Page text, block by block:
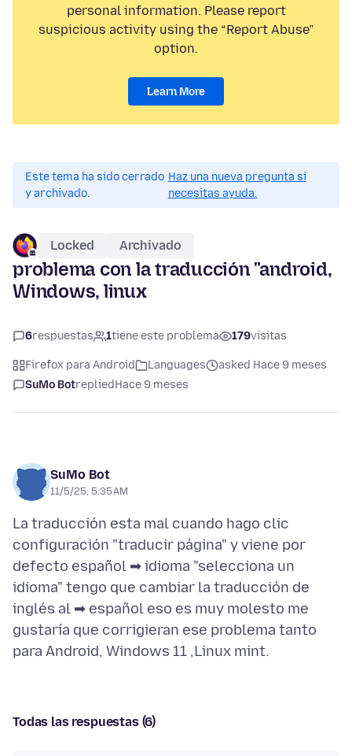
personal information. Please report
suspicious activity using the “Report Abuse”
option.
Learn More
Este tema ha sido cerrado
y archivado.
Haz una nueva pregunta si
necesitas ayuda.
Locked Archivado
problema con la traducción "android,
Windows, linux
6respuestas 1tiene este problema 179visitas
Firefox para Android Languages
asked Hace 9 meses
SuMo BotrepliedHace 9 meses
SuMo Bot
11/5/25, 5:35 AM
La traducción esta mal cuando hago clic
configuración "traducir página" y viene por
defecto español ➡ idioma "selecciona un
idioma" tengo que cambiar la traducción de
inglés al ➡ español eso es muy molesto me
gustaría que corrigieran ese problema tanto
Todas las respuestas (6)